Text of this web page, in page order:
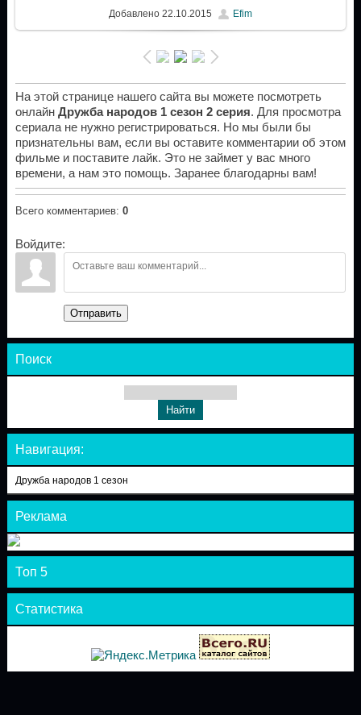
Добавлено22.10.2015 Efim
На этой странице нашего сайта вы можете посмотреть
онлайн Дружба народов 1 сезон 2 серия. Для просмотра
сериала не нужно регистрироваться. Но мы были бы
признательны вам, если вы оставите комментарии об этом
фильме и поставите лайк. Это не займет у вас много
времени, а нам это помощь. Заранее благодарны вам!
Всего комментариев: 0
Войдите:
Отправить
Поиск
Навигация:
Дружба народов 1 сезон
Реклама
Топ 5
Статистика